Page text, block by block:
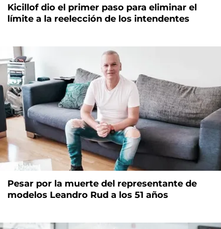
Kicillof dio el primer paso para eliminar el
límite a la reelección de los intendentes
Pesar por la muerte del representante de
modelos Leandro Rud a los 51 años